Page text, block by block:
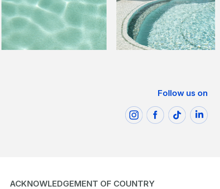
Follow us on
ACKNOWLEDGEMENT OF COUNTRY